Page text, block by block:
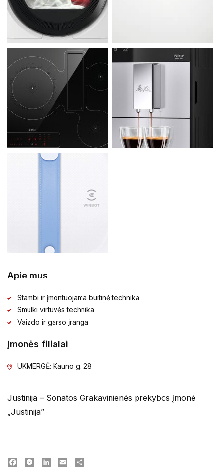
Apie mus
Stambi ir įmontuojama buitinė technika
Smulki virtuvės technika
Vaizdo ir garso įranga
Įmonės filialai
UKMERGĖ: Kauno g. 28
Justinija – Sonatos Grakavinienės prekybos įmonė
„Justinija”
FacebookMessengerLinkedInEmail